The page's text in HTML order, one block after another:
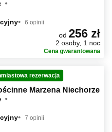
6 opinii
od 256 zł
2 osoby, 1 noc
Cena gwarantowana
rezerwacja
Marzena Niechorze
7 opinii